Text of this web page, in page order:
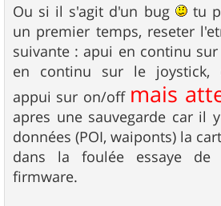
s
s
a
g
e
Ou si il s'agit d'un bug
tu
un premier temps, reseter
suivante : apui en continu
en continu sur le joystick,
appui sur on/off mais
apres une sauvegarde car il
données (POI, waiponts) la
dans la foulée essaye
firmware.